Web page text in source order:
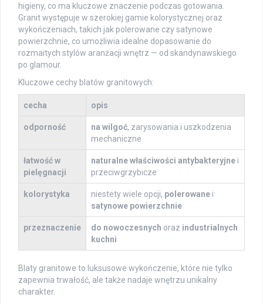
higieny, co ma kluczowe znaczenie podczas gotowania.
Granit występuje w szerokiej gamie kolorystycznej oraz
wykończeniach, takich jak polerowane czy satynowe
powierzchnie, co umożliwia idealne dopasowanie do
rozmaitych stylów aranżacji wnętrz — od skandynawskiego
po glamour.
Kluczowe cechy blatów granitowych:
cecha opis
odporność na wilgoć, zarysowania i uszkodzenia
mechaniczne
łatwość w
pielęgnacji
naturalne właściwości antybakteryjne i
przeciwgrzybicze
kolorystyka niestety wiele opcji, polerowane i
satynowe powierzchnie
przeznaczenie do nowoczesnych oraz industrialnych
kuchni
Blaty granitowe to luksusowe wykończenie, które nie tylko
zapewnia trwałość, ale także nadaje wnętrzu unikalny
charakter.